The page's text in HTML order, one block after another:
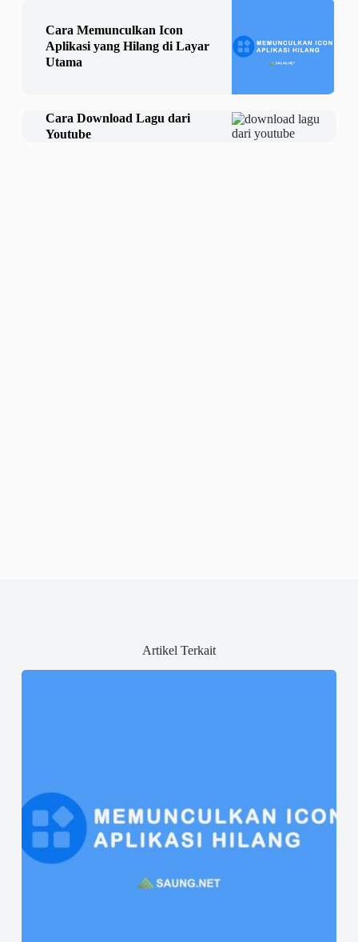
Cara Memunculkan Icon
Aplikasi yang Hilang di Layar
Utama
Cara Download Lagu dari
Youtube
Artikel Terkait